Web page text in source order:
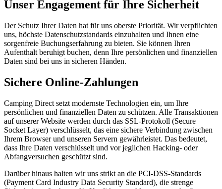
Unser Engagement für Ihre Sicherheit
Der Schutz Ihrer Daten hat für uns oberste Priorität. Wir verpflichten
uns, höchste Datenschutzstandards einzuhalten und Ihnen eine
sorgenfreie Buchungserfahrung zu bieten. Sie können Ihren
Aufenthalt beruhigt buchen, denn Ihre persönlichen und finanziellen
Daten sind bei uns in sicheren Händen.
Sichere Online-Zahlungen
Camping Direct setzt modernste Technologien ein, um Ihre
persönlichen und finanziellen Daten zu schützen. Alle Transaktionen
auf unserer Website werden durch das SSL-Protokoll (Secure
Socket Layer) verschlüsselt, das eine sichere Verbindung zwischen
Ihrem Browser und unseren Servern gewährleistet. Das bedeutet,
dass Ihre Daten verschlüsselt und vor jeglichen Hacking- oder
Abfangversuchen geschützt sind.
Darüber hinaus halten wir uns strikt an die PCI-DSS-Standards
(Payment Card Industry Data Security Standard), die strenge